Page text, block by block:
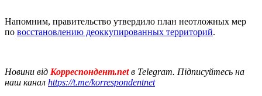
Напомним, правительство утвердило план неотложных мер
по восстановлению деоккупированных территорий.
Новини від Корреспондент.netв Telegram. Підписуйтесь на
наш канал https://t.me/korrespondentnet